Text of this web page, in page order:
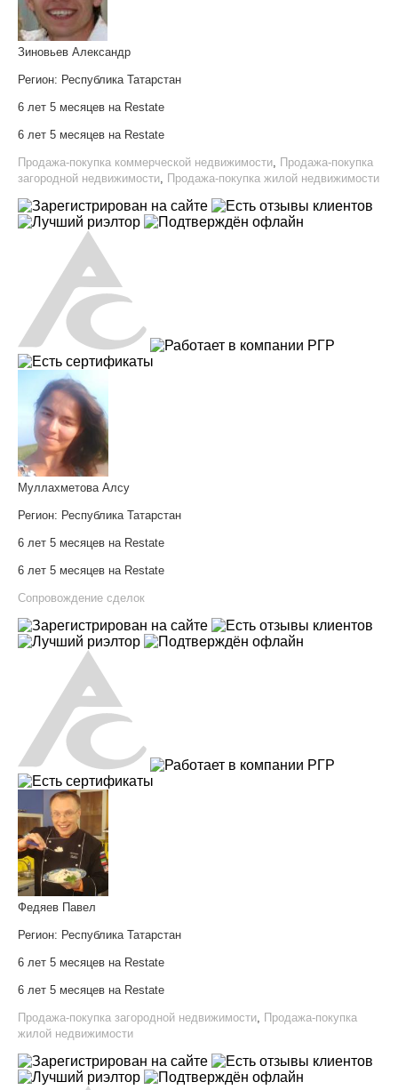
Зиновьев Александр
Регион: Республика Татарстан
6 лет 5 месяцев на Restate
6 лет 5 месяцев на Restate
Продажа-покупка коммерческой недвижимости, Продажа-покупка
загородной недвижимости, Продажа-покупка жилой недвижимости
Муллахметова Алсу
Регион: Республика Татарстан
6 лет 5 месяцев на Restate
6 лет 5 месяцев на Restate
Сопровождение сделок
Федяев Павел
Регион: Республика Татарстан
6 лет 5 месяцев на Restate
6 лет 5 месяцев на Restate
Продажа-покупка загородной недвижимости, Продажа-покупка
жилой недвижимости